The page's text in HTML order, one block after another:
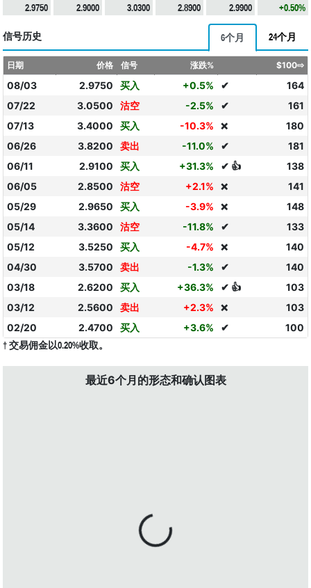
2.9750 2.9000 3.0300 2.8900 2.9900 +0.50%
信号历史 6个月 24个月
日期 价格 信号 涨跌% $100⇨
08/03 2.9750 买入 +0.5% ✔
164
07/22
3.0500 沽空 -2.5% ✔
161
07/13
3.4000 买入 -10.3% ❌
180
06/26
3.8200 卖出 -11.0% ✔
181
06/11
2.9100 买入 +31.3% ✔ 👍
138
06/05
2.8500 沽空 +2.1% ❌
141
05/29
2.9650 买入 -3.9% ❌
148
05/14
3.3600 沽空 -11.8% ✔
133
05/12
3.5250 买入 -4.7% ❌
140
04/30
3.5700 卖出 -1.3% ✔
140
03/18
2.6200 买入 +36.3% ✔ 👍
103
03/12
2.5600 卖出 +2.3% ❌
103
02/20
2.4700 买入 +3.6% ✔ 100
† 交易佣金以0.20%收取。
最近6个月的形态和确认图表